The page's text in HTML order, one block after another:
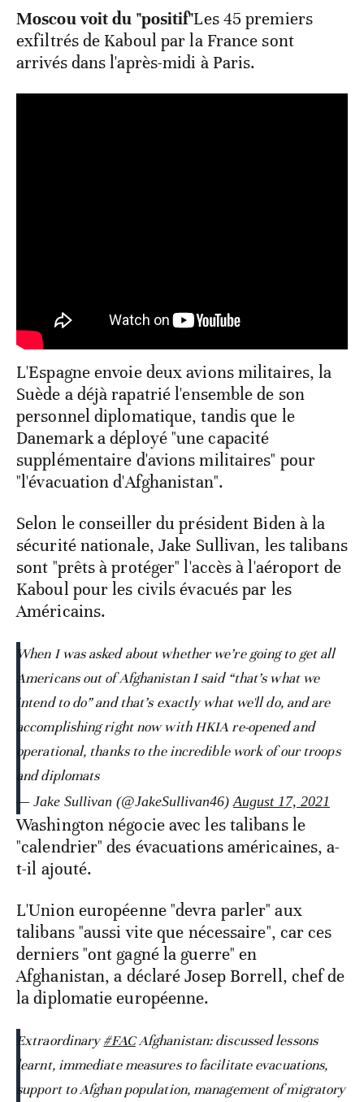
Moscou voit du "positif"Les 45 premiers
exfiltrés de Kaboul par la France sont
arrivés dans l'après-midi à Paris.
L'Espagne envoie deux avions militaires, la
Suède a déjà rapatrié l'ensemble de son
personnel diplomatique, tandis que le
Danemark a déployé "une capacité
supplémentaire d'avions militaires" pour
"l'évacuation d'Afghanistan".
Selon le conseiller du président Biden à la
sécurité nationale, Jake Sullivan, les talibans
sont "prêts à protéger" l'accès à l'aéroport de
Kaboul pour les civils évacués par les
Américains.
When I was asked about whether we’re going to get all
Americans out of Afghanistan I said “that’s what we
intend to do” and that’s exactly what we'll do, and are
accomplishing right now with HKIA re-opened and
operational, thanks to the incredible work of our troops
and diplomats
— Jake Sullivan (@JakeSullivan46) August 17, 2021
Washington négocie avec les talibans le
"calendrier" des évacuations américaines, a-
t-il ajouté.
L'Union européenne "devra parler" aux
talibans "aussi vite que nécessaire", car ces
derniers "ont gagné la guerre" en
Afghanistan, a déclaré Josep Borrell, chef de
la diplomatie européenne.
Extraordinary#FACAfghanistan: discussed lessons
learnt, immediate measures to facilitate evacuations,
support to Afghan population, management of migratory